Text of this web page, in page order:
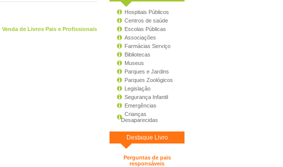
Hospitais Públicos
Centros de saúde
Escolas Públicas
Associações
Farmácias Serviço
Bibliotecas
Museus
Parques e Jardins
Parques Zoológicos
Legislação
Segurança Infantil
Emergências
Crianças
Desaparecidas
Destaque Livro
Perguntas de pais
responsáveis
Venda de Livros Pais e Profissionais